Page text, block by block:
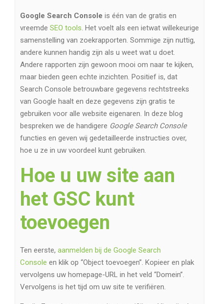
Google Search Console is één van de gratis en
vreemde SEO tools . Het voelt als een ietwat willekeurige
samenstelling van zoekrapporten. Sommige zijn nuttig,
andere kunnen handig zijn als u weet wat u doet.
Andere rapporten zijn gewoon mooi om naar te kijken,
maar bieden geen echte inzichten. Positief is, dat
Search Console betrouwbare gegevens rechtstreeks
van Google haalt en deze gegevens zijn gratis te
gebruiken voor alle website eigenaren. In deze blog
bespreken we de handigere Google Search Console
functies en geven wij gedetailleerde instructies over,
hoe u ze in uw voordeel kunt gebruiken.
Hoe u uw site aan
het GSC kunt
toevoegen
Ten eerste, aanmelden bij de Google Search
Console en klik op “Object toevoegen”. Kopieer en plak
vervolgens uw homepage-URL in het veld “Domein”.
Vervolgens is het tijd om uw site te verifiëren.